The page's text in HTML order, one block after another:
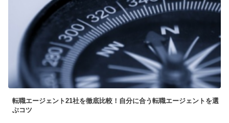
転職エージェント21社を徹底比較！自分に合う転職エージェントを選
ぶコツ